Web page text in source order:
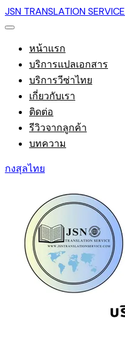
JSN TRANSLATION SERVICE
หน้าแรก
บริการแปลเอกสาร
บริการวีซ่าไทย
เกี่ยวกับเรา
ติดต่อ
รีวิวจากลูกค้า
บทความ
กงสุลไทย